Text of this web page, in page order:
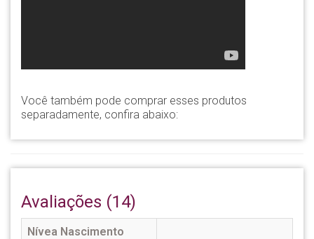
Você também pode comprar esses produtos
separadamente, confira abaixo:
Avaliações (14)
Nívea Nascimento